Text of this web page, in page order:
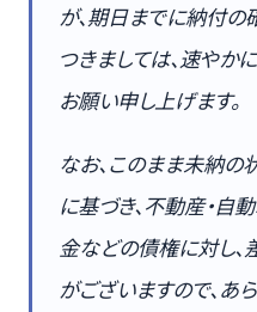
が、期日までに納付の
つきましては、速やか
お願い申し上げます。
なお、このまま未納の
に基づき、不動産・自
金などの債権に対し
がございますので、あ